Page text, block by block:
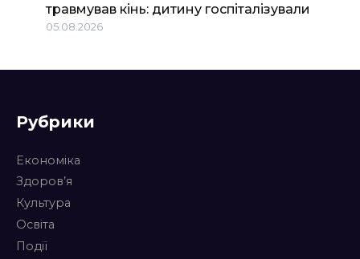
травмував кінь: дитину госпіталізували
05.08.2026
Рубрики
Економіка
Здоров’я
Культура
Освіта
Події